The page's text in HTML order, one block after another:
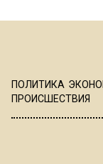
ПОЛИТИКА
ПРОИСШЕСТВИЯ